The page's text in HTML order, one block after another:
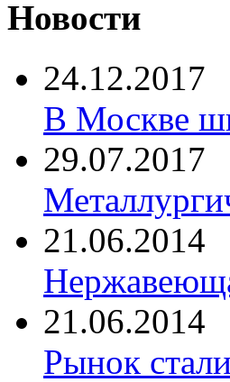
Новости
24.12.2017
В Москве
29.07.2017
21.06.2014
21.06.2014
Рынок